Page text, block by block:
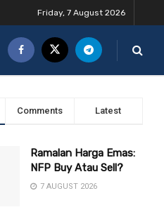
Friday, 7 August 2026
Comments Latest
Ramalan Harga Emas:
NFP Buy Atau Sell?
7 AUGUST 2026